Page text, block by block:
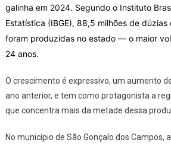
galinha em 2024. Segundo o Instituto
Estatística (IBGE), 88,5 milhões de
foram produzidas no estado — o maior
24 anos.
O crescimento é expressivo, um aumento
ano anterior, e tem como protagonista a
que concentra mais da metade dessa
No município de São Gonçalo dos Campos,